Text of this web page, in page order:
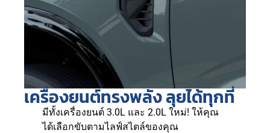
เครื่องยนต์ทรงพลัง ลุยได้ทุกที่
มีทั้งเครื่องยนต์ 3.0L และ 2.0L ใหม่! ให้คุณ
ได้เลือกขับตามไลฟ์สไตล์ของคุณ